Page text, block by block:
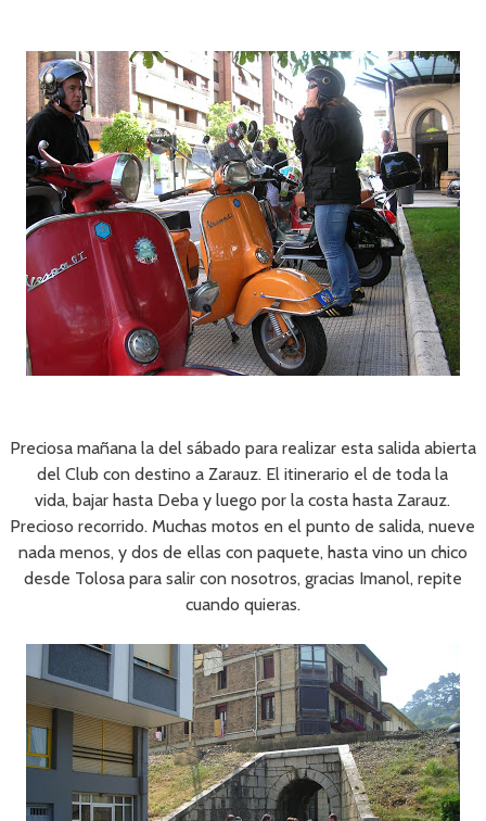
Preciosa mañana la del sábado para realizar esta salida abierta
del Club con destino a Zarauz. El itinerario el de toda la
vida, bajar hasta Deba y luego por la costa hasta Zarauz.
Precioso recorrido. Muchas motos en el punto de salida, nueve
nada menos, y dos de ellas con paquete, hasta vino un chico
desde Tolosa para salir con nosotros, gracias Imanol, repite
cuando quieras.